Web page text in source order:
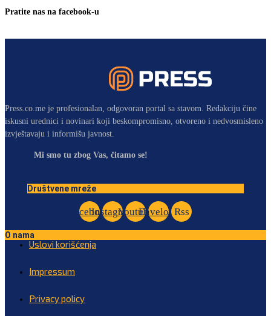
Pratite nas na facebook-u
Press.co.me je profesionalan, odgovoran portal sa stavom. Redakciju čine
iskusni urednici i novinari koji beskompromisno, otvoreno i nedvosmisleno
izvještavaju i informišu javnost.
Mi smo tu zbog Vas, čitamo se!
Društvene mreže
Facebook
InstagramYoutubeEnvelopeRss
O nama
Uslovi korišćenja
Impressum
Privacy policy